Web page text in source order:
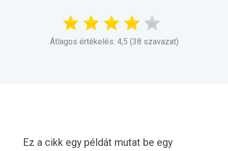
Átlagos értékelés: 4,5 (38 szavazat)
Ez a cikk egy példát mutat be egy